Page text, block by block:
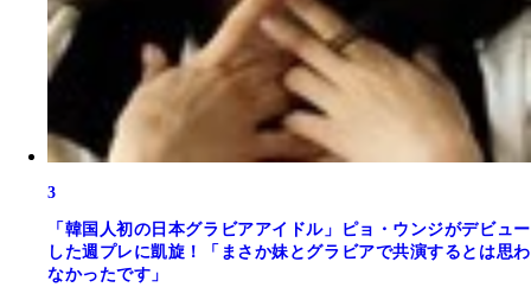
3
「韓国人初の日本グラビアアイドル」ピョ・ウンジがデビュー
した週プレに凱旋！「まさか妹とグラビアで共演するとは思わ
なかったです」